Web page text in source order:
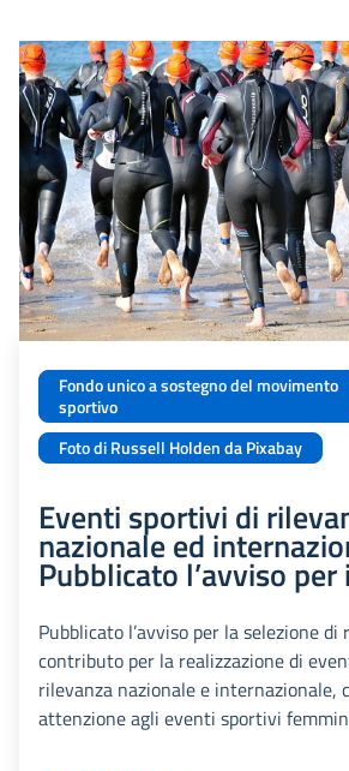
Fondo unico a sostegno del movimento
sportivo
Foto di Russell Holden da Pixabay
Eventi sportivi di
nazionale ed
Pubblicato l’avviso
Pubblicato l’avviso per la selezione di
contributo per la realizzazione di
rilevanza nazionale e internazionale,
attenzione agli eventi sportivi